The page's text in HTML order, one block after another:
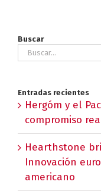
Buscar
Buscar:
Entradas recientes
Hergóm y el
compromiso
Hearthstone
Innovación
americano